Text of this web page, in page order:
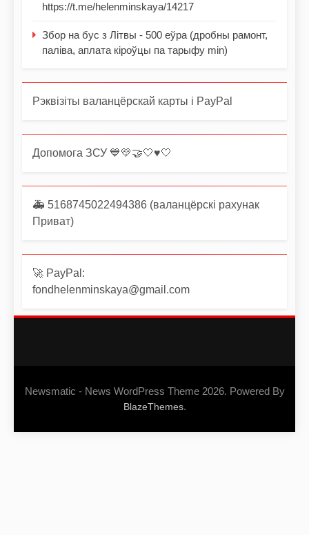
https://t.me/helenminskaya/14217
Збор на бус з Літвы - 500 еўра (дробны рамонт,
паліва, аплата кіроўцы па тарыфу min)
Рэквізіты валанцёрскай карты і PayPal
Допомога ЗСУ 💙💛🤝🤍♥️🤍
🚑 5168745022494386 (валанцёрскі рахунак
Приват)
🚀 PayPal:
fondhelenminskaya@gmail.com
Newsmatic - News WordPress Theme 2026. Powered By
BlazeThemes.